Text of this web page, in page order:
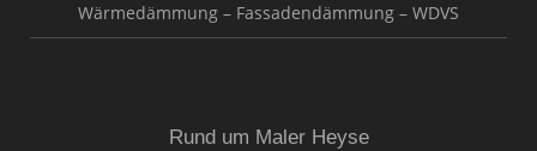
Wärmedämmung – Fassadendämmung – WDVS
Rund um Maler Heyse